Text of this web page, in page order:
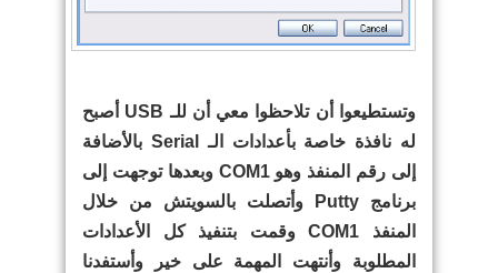
وتستطيعوا أن تلاحظوا معي أن للـ USB أصبح
له نافذة خاصة بأعدادات الـ Serial بالأضافة
إلى رقم المنفذ وهو COM1 وبعدها توجهت إلى
برنامج Putty وأتصلت بالسويتش من خلال
المنفذ COM1 وقمت بتنفيذ كل الأعدادات
المطلوبة وأنتهت المهمة على خير وأستفدنا